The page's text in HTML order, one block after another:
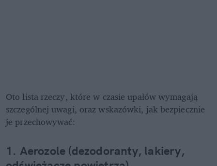
Oto lista rzeczy, które w czasie upałów wymagają
szczególnej uwagi, oraz wskazówki, jak bezpiecznie
je przechowywać:
1. Aerozole (dezodoranty, lakiery,